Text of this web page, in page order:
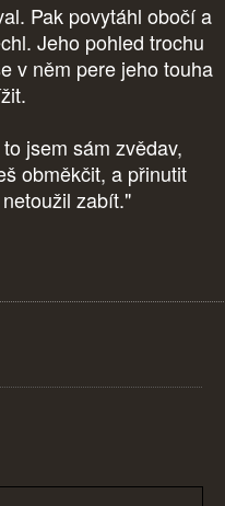
Pak povytáhl obočí a
Jeho pohled trochu
v něm pere jeho touha
to jsem sám zvědav,
obměkčit, a přinutit
zabít."